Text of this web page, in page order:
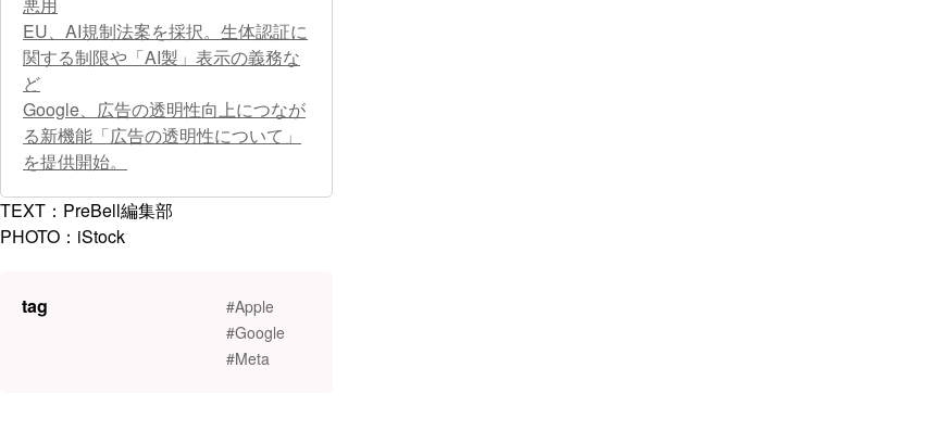
悪用
EU、AI規制法案を採択。生体認証に
関する制限や「AI製」表示の義務な
ど
Google、広告の透明性向上につなが
る新機能「広告の透明性について」
を提供開始。
TEXT：PreBell編集部
PHOTO：iStock
tag
#Apple
#Google
#Meta